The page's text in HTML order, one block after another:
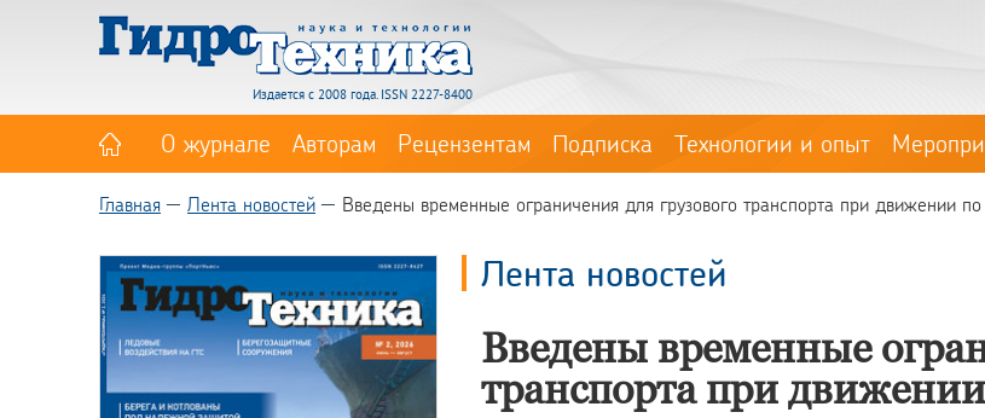
Издается с 2008 года. ISSN 2227-8400
О журнале Авторам Рецензентам Подписка Технологии и опыт
Главная Лента новостей Введены временные ограничения для грузового транспорта при движении
Лента новостей
Введены временные
транспорта при